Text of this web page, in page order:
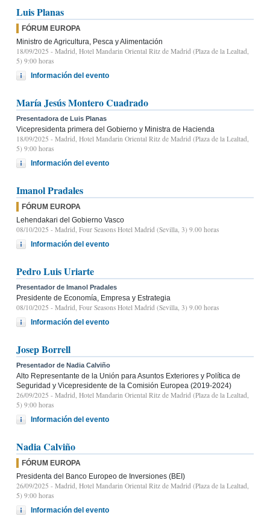
Luis Planas
FÓRUM EUROPA
Ministro de Agricultura, Pesca y Alimentación
18/09/2025 - Madrid, Hotel Mandarin Oriental Ritz de Madrid (Plaza de la Lealtad,
5) 9:00 horas
Información del evento
María Jesús Montero Cuadrado
Presentadora de Luis Planas
Vicepresidenta primera del Gobierno y Ministra de Hacienda
18/09/2025 - Madrid, Hotel Mandarin Oriental Ritz de Madrid (Plaza de la Lealtad,
5) 9:00 horas
Información del evento
Imanol Pradales
FÓRUM EUROPA
Lehendakari del Gobierno Vasco
08/10/2025 - Madrid, Four Seasons Hotel Madrid (Sevilla, 3) 9.00 horas
Información del evento
Pedro Luis Uriarte
Presentador de Imanol Pradales
Presidente de Economía, Empresa y Estrategia
08/10/2025 - Madrid, Four Seasons Hotel Madrid (Sevilla, 3) 9.00 horas
Información del evento
Josep Borrell
Presentador de Nadia Calviño
Alto Representante de la Unión para Asuntos Exteriores y Política de
Seguridad y Vicepresidente de la Comisión Europea (2019-2024)
26/09/2025 - Madrid, Hotel Mandarin Oriental Ritz de Madrid (Plaza de la Lealtad,
5) 9:00 horas
Información del evento
Nadia Calviño
FÓRUM EUROPA
Presidenta del Banco Europeo de Inversiones (BEI)
26/09/2025 - Madrid, Hotel Mandarin Oriental Ritz de Madrid (Plaza de la Lealtad,
5) 9:00 horas
Información del evento